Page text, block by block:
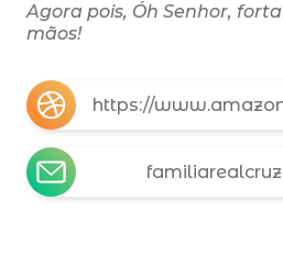
Agora pois, Óh Senhor,
mãos!